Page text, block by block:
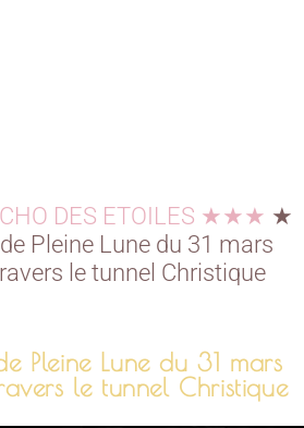
DES ETOILES ★★★ ★
Pleine Lune du 31 mars
le tunnel Christique
Pleine Lune du 31 mars
le tunnel Christique